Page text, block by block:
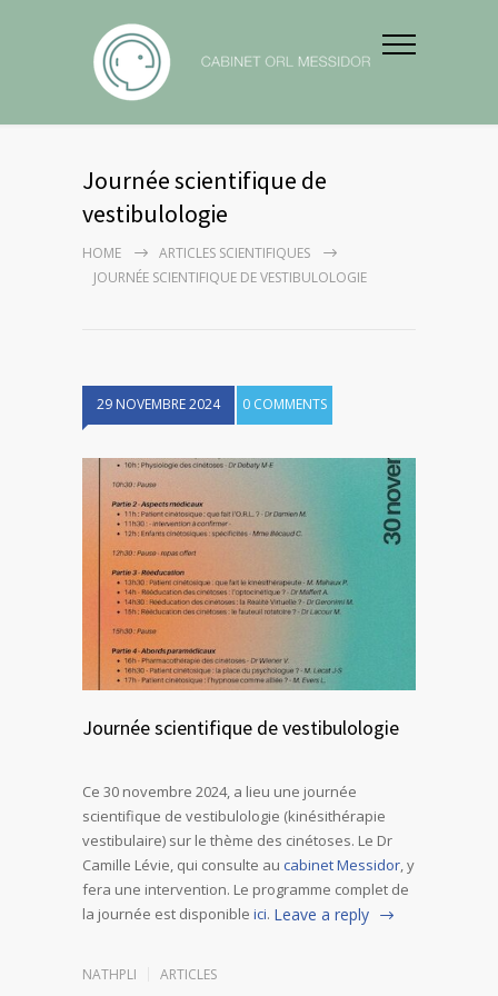
Journée scientifique de
vestibulologie
HOME
ARTICLES SCIENTIFIQUES
JOURNÉE SCIENTIFIQUE DE VESTIBULOLOGIE
29 NOVEMBRE 2024 0 COMMENTS
Journée scientifique de vestibulologie
Ce 30 novembre 2024, a lieu une journée
scientifique de vestibulologie (kinésithérapie
vestibulaire) sur le thème des cinétoses. Le Dr
Camille Lévie, qui consulte au cabinet Messidor, y
fera une intervention. Le programme complet de
la journée est disponible ici. Leave a reply
NATHPLI ARTICLES